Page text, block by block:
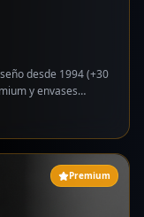
desde 1994 (+30
y envases
away. Catálogo:
inox GN), cajas meal
twist bodega,
accesorios. Made
FSC®,
reciclables,
Premium